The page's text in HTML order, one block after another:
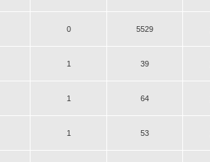
0
5529
1
39
1
64
1
53